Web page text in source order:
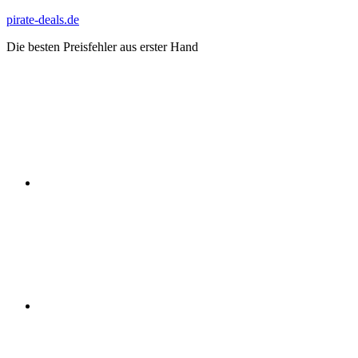
Zum
springen
pirate-deals.de
Die besten Preisfehler aus erster Hand